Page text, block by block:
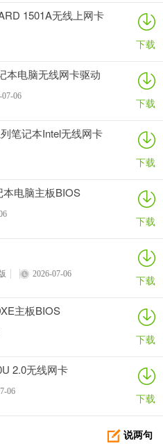
1501A无线上网卡
下载
本电脑无线网卡驱动
07-06 下载
笔记本Intel无线网卡
下载
电脑主板BIOS
下载
2026-07-06 下载
主板BIOS
下载
2.0无线网卡
06 下载
说两句